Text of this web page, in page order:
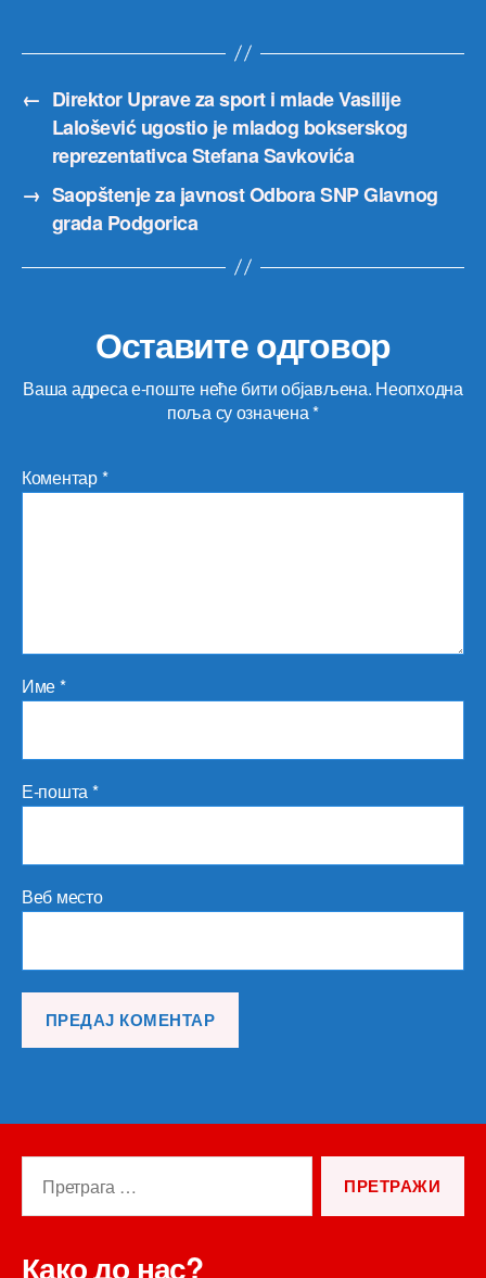
← Direktor Uprave za sport i mlade Vasilije
Lalošević ugostio je mladog bokserskog
reprezentativca Stefana Savkovića
→ Saopštenje za javnost Odbora SNP Glavnog
grada Podgorica
Оставите одговор
Ваша адреса е-поште неће бити објављена. Неопходна
поља су означена*
Коментар*
Име*
Е-пошта*
Веб место
Како до нас?